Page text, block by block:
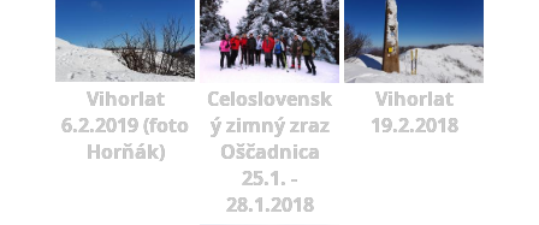
Vihorlat
6.2.2019 (foto
Horňák)
Celoslovensk
ý zimný zraz
Oščadnica
25.1. -
28.1.2018
Vihorlat
19.2.2018